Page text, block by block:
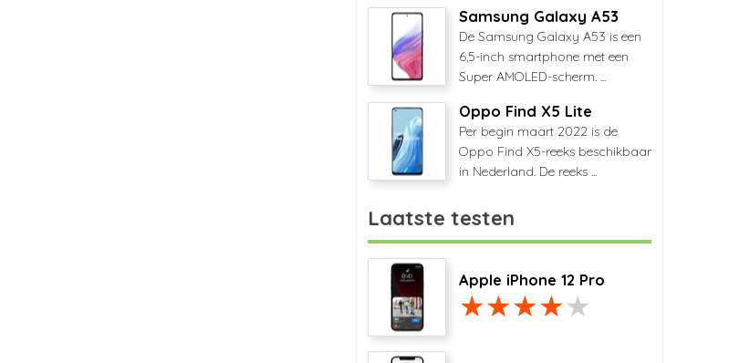
Samsung Galaxy A53
De Samsung Galaxy A53 is een
6,5-inch smartphone met een
Super AMOLED-scherm. ...
Oppo Find X5 Lite
Per begin maart 2022 is de
Oppo Find X5-reeks beschikbaar
in Nederland. De reeks ...
Laatste testen
Apple iPhone 12 Pro